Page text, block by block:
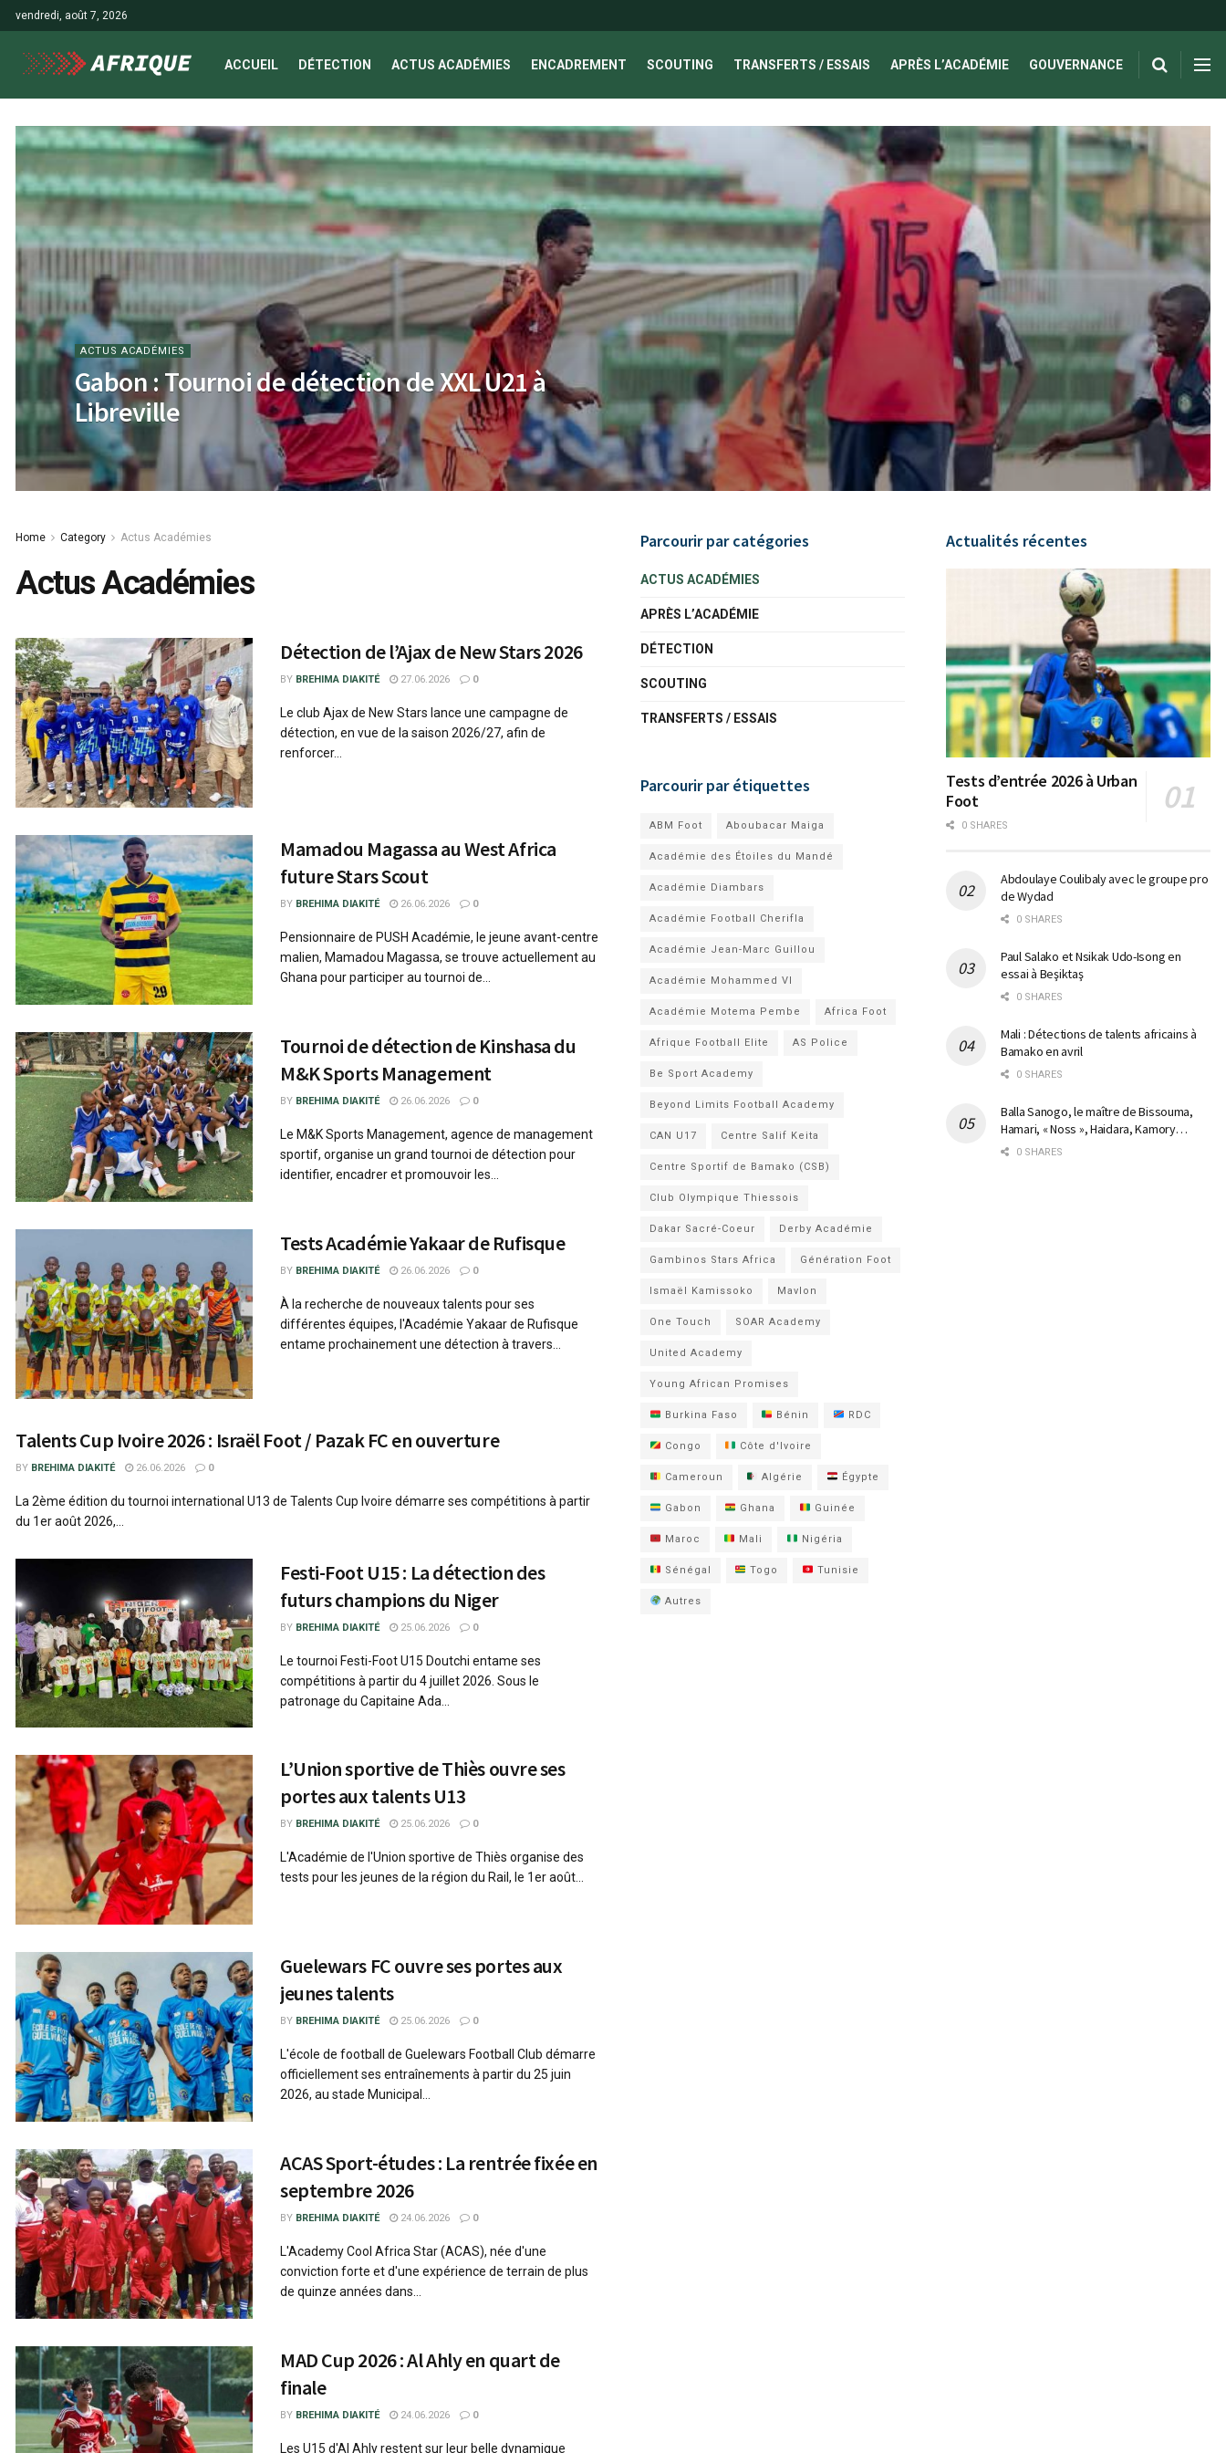
vendredi, août 7, 2026
ACCUEIL DÉTECTION ACTUS ACADÉMIES ENCADREMENT SCOUTING TRANSFERTS / ESSAIS APRÈS L’ACADÉMIE GOUVERNANCE
ACTUS ACADÉMIES
Gabon : Tournoi de détection de XXL U21 à
Libreville
Home Category Actus Académies
Actus Académies
Détection de l’Ajax de New Stars 2026
BY BREHIMA DIAKITÉ 27.06.2026 0
Le club Ajax de New Stars lance une campagne de
détection, en vue de la saison 2026/27, afin de
renforcer...
Mamadou Magassa au West Africa
future Stars Scout
BY BREHIMA DIAKITÉ 26.06.2026 0
Pensionnaire de PUSH Académie, le jeune avant-centre
malien, Mamadou Magassa, se trouve actuellement au
Ghana pour participer au tournoi de...
Tournoi de détection de Kinshasa du
M&K Sports Management
BY BREHIMA DIAKITÉ 26.06.2026 0
Le M&K Sports Management, agence de management
sportif, organise un grand tournoi de détection pour
identifier, encadrer et promouvoir les...
Tests Académie Yakaar de Rufisque
BY BREHIMA DIAKITÉ 26.06.2026 0
À la recherche de nouveaux talents pour ses
différentes équipes, l'Académie Yakaar de Rufisque
entame prochainement une détection à travers...
Talents Cup Ivoire 2026 : Israël Foot / Pazak FC en ouverture
BY BREHIMA DIAKITÉ 26.06.2026 0
La 2ème édition du tournoi international U13 de Talents Cup Ivoire démarre ses compétitions à partir
du 1er août 2026,...
Festi-Foot U15 : La détection des
futurs champions du Niger
BY BREHIMA DIAKITÉ 25.06.2026 0
Le tournoi Festi-Foot U15 Doutchi entame ses
compétitions à partir du 4 juillet 2026. Sous le
patronage du Capitaine Ada...
L’Union sportive de Thiès ouvre ses
portes aux talents U13
BY BREHIMA DIAKITÉ 25.06.2026 0
L'Académie de l'Union sportive de Thiès organise des
tests pour les jeunes de la région du Rail, le 1er août...
Guelewars FC ouvre ses portes aux
jeunes talents
BY BREHIMA DIAKITÉ 25.06.2026 0
L'école de football de Guelewars Football Club démarre
officiellement ses entraînements à partir du 25 juin
2026, au stade Municipal...
ACAS Sport-études : La rentrée fixée en
septembre 2026
BY BREHIMA DIAKITÉ 24.06.2026 0
L'Academy Cool Africa Star (ACAS), née d'une
conviction forte et d'une expérience de terrain de plus
de quinze années dans...
MAD Cup 2026 : Al Ahly en quart de
finale
BY BREHIMA DIAKITÉ 24.06.2026 0
Les U15 d'Al Ahly restent sur leur belle dynamique
Parcourir par catégories
ACTUS ACADÉMIES
APRÈS L’ACADÉMIE
DÉTECTION
SCOUTING
TRANSFERTS / ESSAIS
Parcourir par étiquettes
ABM Foot Aboubacar Maiga
Académie des Étoiles du Mandé
Académie Diambars
Académie Football Cherifla
Académie Jean-Marc Guillou
Académie Mohammed VI
Académie Motema Pembe Africa Foot
Afrique Football Elite AS Police
Be Sport Academy
Beyond Limits Football Academy
CAN U17 Centre Salif Keita
Centre Sportif de Bamako (CSB)
Club Olympique Thiessois
Dakar Sacré-Coeur Derby Académie
Gambinos Stars Africa Génération Foot
Ismaël Kamissoko Mavlon
One Touch SOAR Academy
United Academy
Young African Promises
Burkina Faso Bénin RDC
Congo Côte d'Ivoire
Cameroun Algérie Égypte
Gabon Ghana Guinée
Maroc Mali Nigéria
Sénégal Togo Tunisie
Autres
Actualités récentes
Tests d’entrée 2026 à Urban
Foot
0 SHARES
Abdoulaye Coulibaly avec le groupe pro
de Wydad
0 SHARES
Paul Salako et Nsikak Udo-Isong en
essai à Beşiktaş
0 SHARES
Mali : Détections de talents africains à
Bamako en avril
0 SHARES
Balla Sanogo, le maître de Bissouma,
Hamari, « Noss », Haidara, Kamory…
0 SHARES